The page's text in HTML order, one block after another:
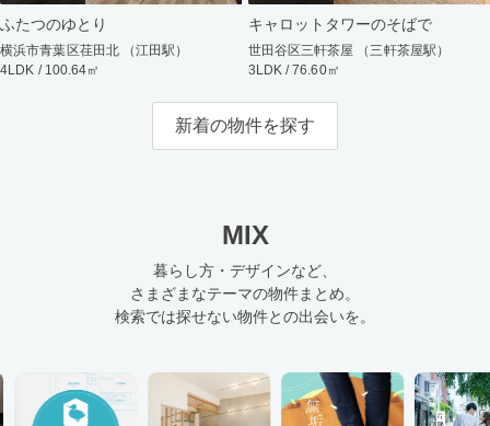
ふたつのゆとり
横浜市青葉区荏田北 （江田駅）
4LDK / 100.64㎡
キャロットタワーのそばで
世田谷区三軒茶屋 （三軒茶屋駅）
3LDK / 76.60㎡
新着の物件を探す
MIX
暮らし方・デザインなど、
さまざまなテーマの物件まとめ。
検索では探せない物件との出会いを。